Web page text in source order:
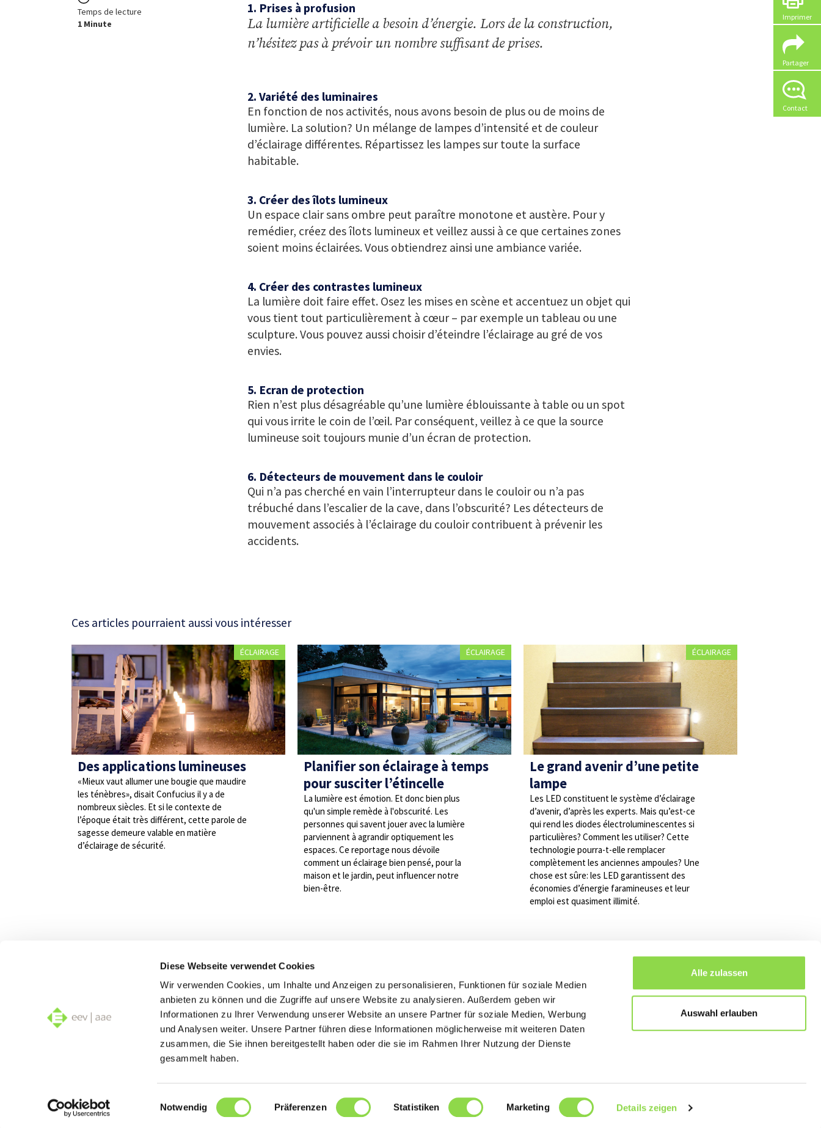
Diese Webseite verwendet Cookies
Wir verwenden Cookies, um Inhalte und Anzeigen zu personalisieren, Funktionen für soziale Medien
anbieten zu können und die Zugriffe auf unsere Website zu analysieren. Außerdem geben wir
Informationen zu Ihrer Verwendung unserer Website an unsere Partner für soziale Medien, Werbung
und Analysen weiter. Unsere Partner führen diese Informationen möglicherweise mit weiteren Daten
zusammen, die Sie ihnen bereitgestellt haben oder die sie im Rahmen Ihrer Nutzung der Dienste
gesammelt haben.
Einwilligungsauswahl
Notwendig Präferenzen Statistiken Marketing Details zeigen
Alle zulassen
Auswahl erlauben
Imprimer
Partager
Contact
Temps de lecture
1 Minute
1. Prises à profusion
La lumière artificielle a besoin d’énergie. Lors de la construction,
n’hésitez pas à prévoir un nombre suffisant de prises.
2. Variété des luminaires
En fonction de nos activités, nous avons besoin de plus ou de moins de
lumière. La solution? Un mélange de lampes d’intensité et de couleur
d’éclairage différentes. Répartissez les lampes sur toute la surface
habitable.
3. Créer des îlots lumineux
Un espace clair sans ombre peut paraître monotone et austère. Pour y
remédier, créez des îlots lumineux et veillez aussi à ce que certaines zones
soient moins éclairées. Vous obtiendrez ainsi une ambiance variée.
4. Créer des contrastes lumineux
La lumière doit faire effet. Osez les mises en scène et accentuez un objet qui
vous tient tout particulièrement à cœur – par exemple un tableau ou une
sculpture. Vous pouvez aussi choisir d’éteindre l’éclairage au gré de vos
envies.
5. Ecran de protection
Rien n’est plus désagréable qu’une lumière éblouissante à table ou un spot
qui vous irrite le coin de l’œil. Par conséquent, veillez à ce que la source
lumineuse soit toujours munie d’un écran de protection.
6. Détecteurs de mouvement dans le couloir
Qui n’a pas cherché en vain l’interrupteur dans le couloir ou n’a pas
trébuché dans l’escalier de la cave, dans l’obscurité? Les détecteurs de
mouvement associés à l’éclairage du couloir contribuent à prévenir les
accidents.
Ces articles pourraient aussi vous intéresser
ÉCLAIRAGE
Des applications lumineuses
«Mieux vaut allumer une bougie que maudire
les ténèbres», disait Confucius il y a de
nombreux siècles. Et si le contexte de
l’époque était très différent, cette parole de
sagesse demeure valable en matière
d’éclairage de sécurité.
ÉCLAIRAGE
Planifier son éclairage à temps
pour susciter l’étincelle
La lumière est émotion. Et donc bien plus
qu'un simple remède à l'obscurité. Les
personnes qui savent jouer avec la lumière
parviennent à agrandir optiquement les
espaces. Ce reportage nous dévoile
comment un éclairage bien pensé, pour la
maison et le jardin, peut influencer notre
bien-être.
ÉCLAIRAGE
Le grand avenir d’une petite
lampe
Les LED constituent le système d’éclairage
d’avenir, d’après les experts. Mais qu’est-ce
qui rend les diodes électroluminescentes si
particulières? Comment les utiliser? Cette
technologie pourra-t-elle remplacer
complètement les anciennes ampoules? Une
chose est sûre: les LED garantissent des
économies d’énergie faramineuses et leur
emploi est quasiment illimité.
Retour vers l'index
Impressum / Politique de confidentialité